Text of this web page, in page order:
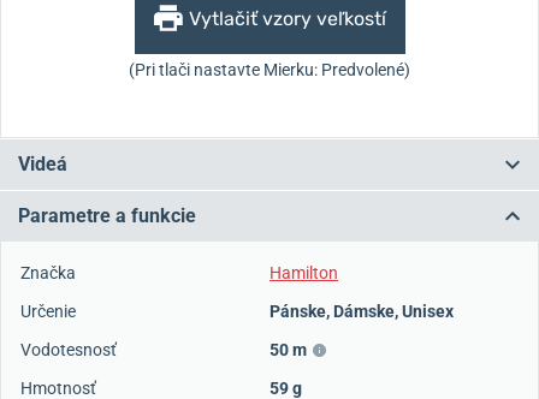
Vytlačiť vzory veľkostí
(Pri tlači nastavte Mierku: Predvolené)
Videá
Parametre a funkcie
Značka
Hamilton
Určenie
Pánske, Dámske,Unisex
Vodotesnosť
50 m
Hmotnosť
59 g